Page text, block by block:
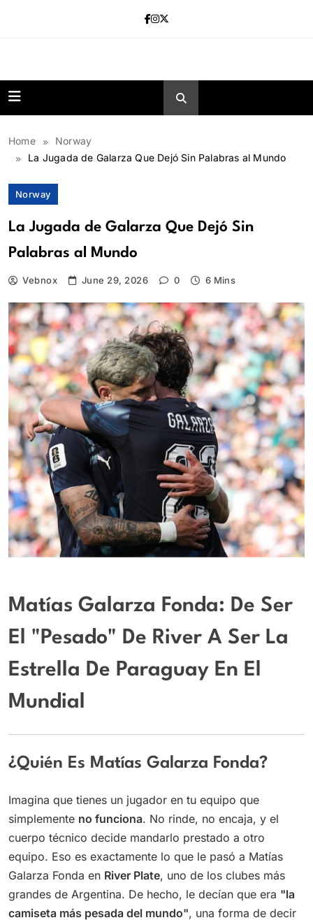
Home
Norway
La Jugada de Galarza Que Dejó Sin Palabras al Mundo
Norway
La Jugada de Galarza Que Dejó Sin
Palabras al Mundo
Vebnox June 29, 2026 0 6 Mins
Matías Galarza Fonda: De Ser
El "Pesado" De River A Ser La
Estrella De Paraguay En El
Mundial
¿Quién Es Matías Galarza Fonda?
Imagina que tienes un jugador en tu equipo que
simplemente no funciona. No rinde, no encaja, y el
cuerpo técnico decide mandarlo prestado a otro
equipo. Eso es exactamente lo que le pasó a Matías
Galarza Fonda en River Plate, uno de los clubes más
grandes de Argentina. De hecho, le decían que era "la
camiseta más pesada del mundo", una forma de decir